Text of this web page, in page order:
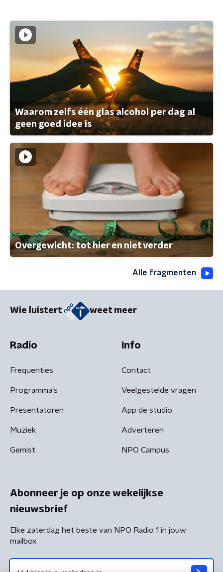
Waarom zelfs één glas alcohol per dag al
geen goed idee is
Overgewicht: tot hier en niet verder
Alle fragmenten
Wie luistert weet meer
Radio
Frequenties
Programma's
Presentatoren
Muziek
Gemist
Info
Contact
Veelgestelde vragen
App de studio
Adverteren
NPO Campus
Abonneer je op onze wekelijkse
nieuwsbrief
Elke zaterdag het beste van NPO Radio 1 in jouw
mailbox